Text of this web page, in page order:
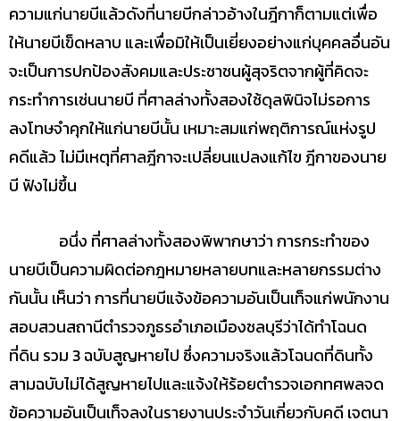
ความแก่นายบีแล้วดังที่นายบีกล่าวอ้างในฎีกาก็ตามแต่เพื่อ
ให้นายบีเข็ดหลาบ และเพื่อมิให้เป็นเยี่ยงอย่างแก่บุคคลอื่นอัน
จะเป็นการปกป้องสังคมและประชาชนผู้สุจริตจากผู้ที่คิดจะ
กระทำการเช่นนายบี ที่ศาลล่างทั้งสองใช้ดุลพินิจไม่รอการ
ลงโทษจำคุกให้แก่นายบีนั้น เหมาะสมแก่พฤติการณ์แห่งรูป
คดีแล้ว ไม่มีเหตุที่ศาลฎีกาจะเปลี่ยนแปลงแก้ไข ฎีกาของนาย
บี ฟังไม่ขึ้น
อนึ่ง ที่ศาลล่างทั้งสองพิพากษาว่า การกระทำของ
นายบีเป็นความผิดต่อกฎหมายหลายบทและหลายกรรมต่าง
กันนั้น เห็นว่า การที่นายบีแจ้งข้อความอันเป็นเท็จแก่พนักงาน
สอบสวนสถานีตำรวจภูธรอำเภอเมืองชลบุรีว่าได้ทำโฉนด
ที่ดิน รวม 3 ฉบับสูญหายไป ซึ่งความจริงแล้วโฉนดที่ดินทั้ง
สามฉบับไม่ได้สูญหายไปและแจ้งให้ร้อยตำรวจเอกทศพลจด
ข้อความอันเป็นเท็จลงในรายงานประจำวันเกี่ยวกับคดี เจตนา